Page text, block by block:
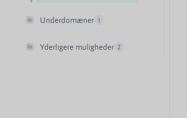
Underdomæner 1
Yderligere muligheder 2